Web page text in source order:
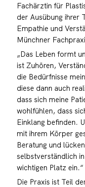
Fachärztin für
der Ausübung ihrer
Empathie und
Münchner
„Das Leben formt
ist Zuhören,
die Bedürfnisse
diese dann auch
dass sich meine
wohlfühlen, dass
Einklang befinden.
mit ihrem Körper
Beratung und
selbstverständlich
wichtigen Platz ein.“
Die Praxis ist Teil